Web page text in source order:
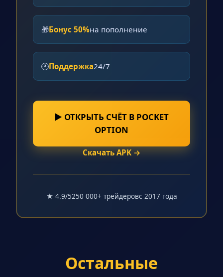
🎁Бонус 50%на пополнение
🕐Поддержка24/7
▶ ОТКРЫТЬ СЧЁТ В POCKET
OPTION
Скачать APK →
★ 4.9/5250 000+ трейдеровс 2017 года
Остальные